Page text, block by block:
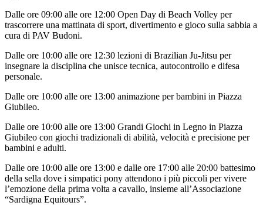
Dalle ore 09:00 alle ore 12:00 Open Day di Beach Volley per
trascorrere una mattinata di sport, divertimento e gioco sulla sabbia a
cura di PAV Budoni.
Dalle ore 10:00 alle ore 12:30 lezioni di Brazilian Ju-Jitsu per
insegnare la disciplina che unisce tecnica, autocontrollo e difesa
personale.
Dalle ore 10:00 alle ore 13:00 animazione per bambini in Piazza
Giubileo.
Dalle ore 10:00 alle ore 13:00 Grandi Giochi in Legno in Piazza
Giubileo con giochi tradizionali di abilità, velocità e precisione per
bambini e adulti.
Dalle ore 10:00 alle ore 13:00 e dalle ore 17:00 alle 20:00 battesimo
della sella dove i simpatici pony attendono i più piccoli per vivere
l’emozione della prima volta a cavallo, insieme all’Associazione
“Sardigna Equitours”.